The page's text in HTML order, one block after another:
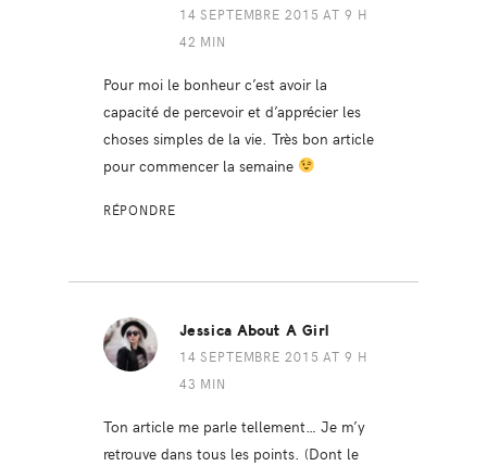
14 SEPTEMBRE 2015 AT 9 H
42 MIN
Pour moi le bonheur c’est avoir la
capacité de percevoir et d’apprécier les
choses simples de la vie. Très bon article
pour commencer la semaine
RÉPONDRE
Jessica About A Girl
14 SEPTEMBRE 2015 AT 9 H
43 MIN
Ton article me parle tellement… Je m’y
retrouve dans tous les points. (Dont le